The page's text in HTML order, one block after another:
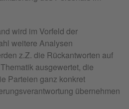
wird im Vorfeld der
weitere Analysen
z.Z. die Rückantworten auf
ausgewertet, die
Parteien ganz konkret
übernehmen